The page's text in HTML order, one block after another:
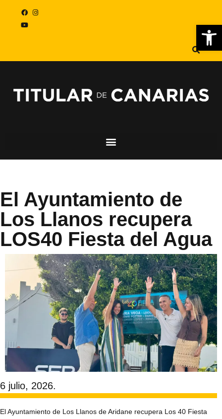
El Ayuntamiento de
Los Llanos recupera
LOS40 Fiesta del Agua
6 julio, 2026.
El Ayuntamiento de Los Llanos de Aridane recupera Los 40 Fiesta